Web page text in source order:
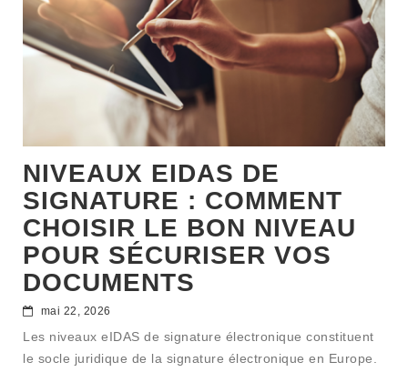
NIVEAUX EIDAS DE
SIGNATURE : COMMENT
CHOISIR LE BON NIVEAU
POUR SÉCURISER VOS
DOCUMENTS
mai 22, 2026
Les niveaux eIDAS de signature électronique constituent
le socle juridique de la signature électronique en Europe.